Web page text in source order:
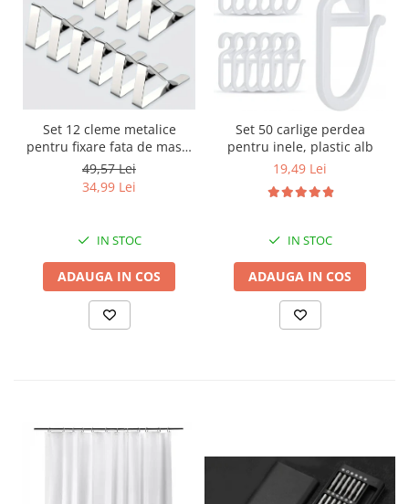
Set 12 cleme metalice
pentru fixare fata de masa,
7.2x4.6x1.2 cm, accesoriu
Horeca, pentru restaurante,
cafenele, terase, hoteluri
49,57 Lei
34,99 Lei
IN STOC
ADAUGA IN COS
Set 50 carlige perdea
pentru inele, plastic alb
19,49 Lei
IN STOC
ADAUGA IN COS